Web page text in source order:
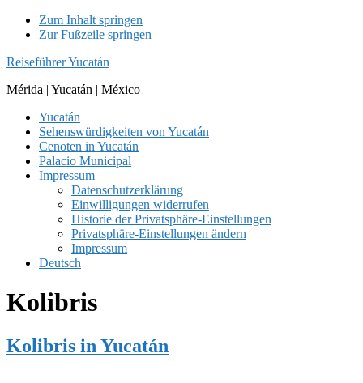
Zum Inhalt springen
Zur Fußzeile springen
Reiseführer Yucatán
Mérida | Yucatán | México
Yucatán
Sehenswürdigkeiten von Yucatán
Cenoten in Yucatán
Palacio Municipal
Impressum
Datenschutzerklärung
Einwilligungen widerrufen
Historie der Privatsphäre-Einstellungen
Privatsphäre-Einstellungen ändern
Impressum
Deutsch
Kolibris
Kolibris in Yucatán